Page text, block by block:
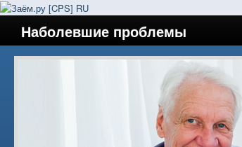
Наболевшие проблемы